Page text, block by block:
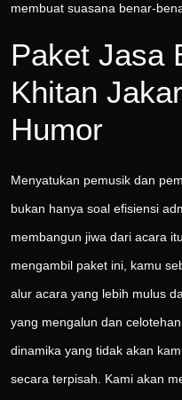
membuat suasana benar-
Paket Jasa
Khitan
Humor
Menyatukan pemusik dan
bukan hanya soal efisiensi
membangun jiwa dari acara
mengambil paket ini, kamu
alur acara yang lebih mulus
yang mengalun dan
dinamika yang tidak akan
secara terpisah. Kami akan